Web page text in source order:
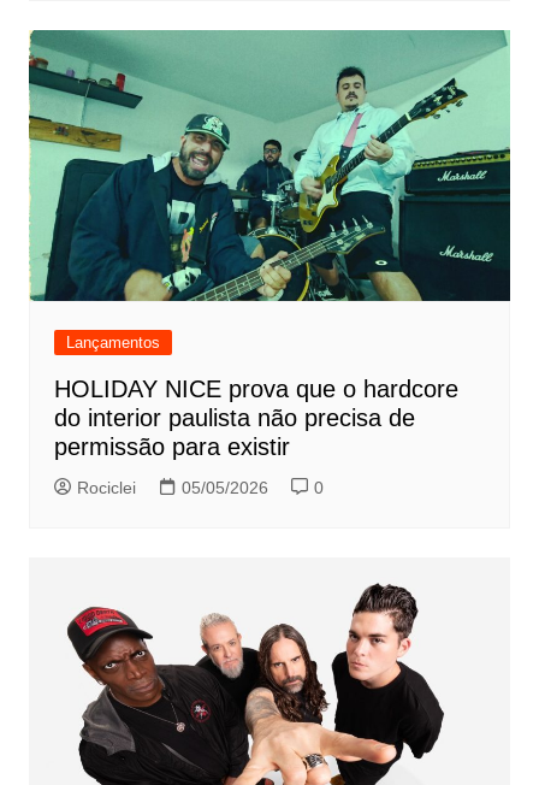
Lançamentos
HOLIDAY NICE prova que o hardcore
do interior paulista não precisa de
permissão para existir
Rociclei 05/05/2026 0